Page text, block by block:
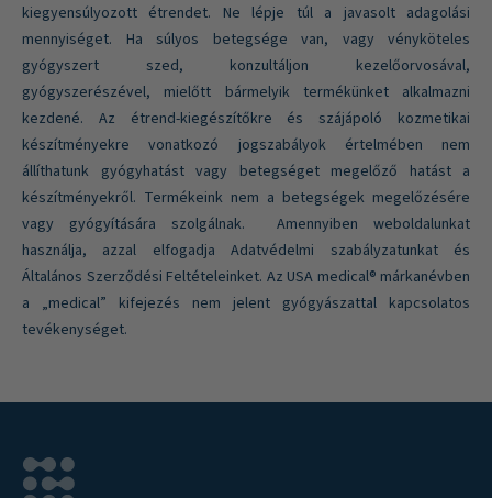
kiegyensúlyozott étrendet. Ne lépje túl a javasolt adagolási
mennyiséget. Ha súlyos betegsége van, vagy vényköteles
gyógyszert szed, konzultáljon kezelőorvosával,
gyógyszerészével, mielőtt bármelyik termékünket alkalmazni
kezdené. Az étrend-kiegészítőkre és szájápoló kozmetikai
készítményekre vonatkozó jogszabályok értelmében nem
állíthatunk gyógyhatást vagy betegséget megelőző hatást a
készítményekről. Termékeink nem a betegségek megelőzésére
vagy gyógyítására szolgálnak. Amennyiben weboldalunkat
használja, azzal elfogadja Adatvédelmi szabályzatunkat és
Általános Szerződési Feltételeinket. Az USA medical® márkanévben
a „medical” kifejezés nem jelent gyógyászattal kapcsolatos
tevékenységet.